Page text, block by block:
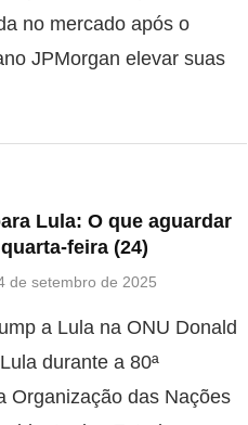
no mercado após o
JPMorgan elevar suas
Lula: O que aguardar
feira (24)
de setembro de 2025
a Lula na ONU Donald
durante a 80ª
Organização das Nações